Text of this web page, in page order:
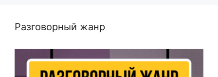
Разговорный жанр